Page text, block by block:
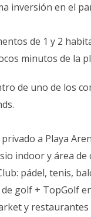
inversión en el
de 1 y 2
minutos de la
de uno de los
privado a Playa
indoor y área
pádel, tenis,
de golf + TopGolf
y restaurantes